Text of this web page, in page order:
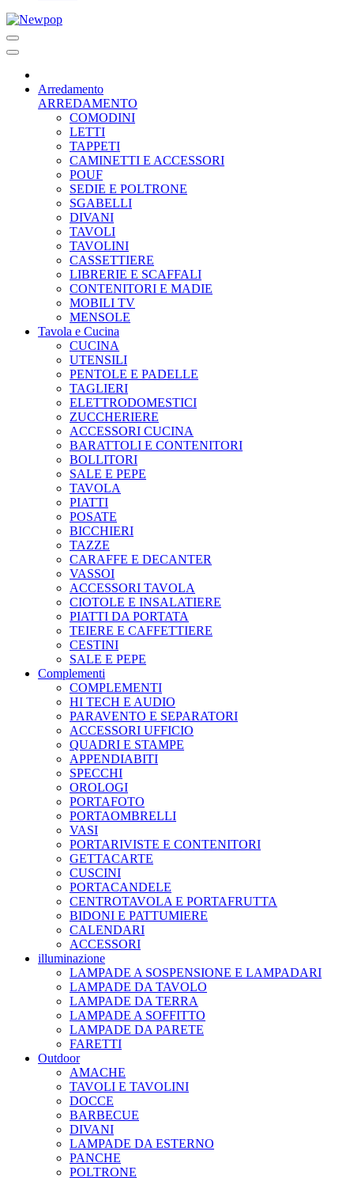
Arredamento
ARREDAMENTO
COMODINI
LETTI
TAPPETI
CAMINETTI E ACCESSORI
POUF
SEDIE E POLTRONE
SGABELLI
DIVANI
TAVOLI
TAVOLINI
CASSETTIERE
LIBRERIE E SCAFFALI
CONTENITORI E MADIE
MOBILI TV
MENSOLE
Tavola e Cucina
CUCINA
UTENSILI
PENTOLE E PADELLE
TAGLIERI
ELETTRODOMESTICI
ZUCCHERIERE
ACCESSORI CUCINA
BARATTOLI E CONTENITORI
BOLLITORI
SALE E PEPE
TAVOLA
PIATTI
POSATE
BICCHIERI
TAZZE
CARAFFE E DECANTER
VASSOI
ACCESSORI TAVOLA
CIOTOLE E INSALATIERE
PIATTI DA PORTATA
TEIERE E CAFFETTIERE
CESTINI
SALE E PEPE
Complementi
COMPLEMENTI
HI TECH E AUDIO
PARAVENTO E SEPARATORI
ACCESSORI UFFICIO
QUADRI E STAMPE
APPENDIABITI
SPECCHI
OROLOGI
PORTAFOTO
PORTAOMBRELLI
VASI
PORTARIVISTE E CONTENITORI
GETTACARTE
CUSCINI
PORTACANDELE
CENTROTAVOLA E PORTAFRUTTA
BIDONI E PATTUMIERE
CALENDARI
ACCESSORI
illuminazione
LAMPADE A SOSPENSIONE E LAMPADARI
LAMPADE DA TAVOLO
LAMPADE DA TERRA
LAMPADE A SOFFITTO
LAMPADE DA PARETE
FARETTI
Outdoor
AMACHE
TAVOLI E TAVOLINI
DOCCE
BARBECUE
DIVANI
LAMPADE DA ESTERNO
PANCHE
POLTRONE